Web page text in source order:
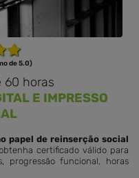
de 5.0)
horas
E IMPRESSO
papel de reinserção social
certificado válido para
progressão funcional, horas